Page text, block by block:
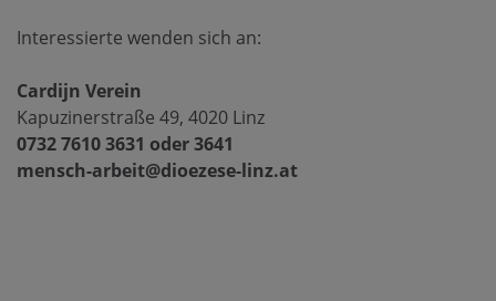
Interessierte wenden sich an:
Cardijn Verein
Kapuzinerstraße 49, 4020 Linz
0732 7610 3631 oder 3641
mensch-arbeit@dioezese-linz.at